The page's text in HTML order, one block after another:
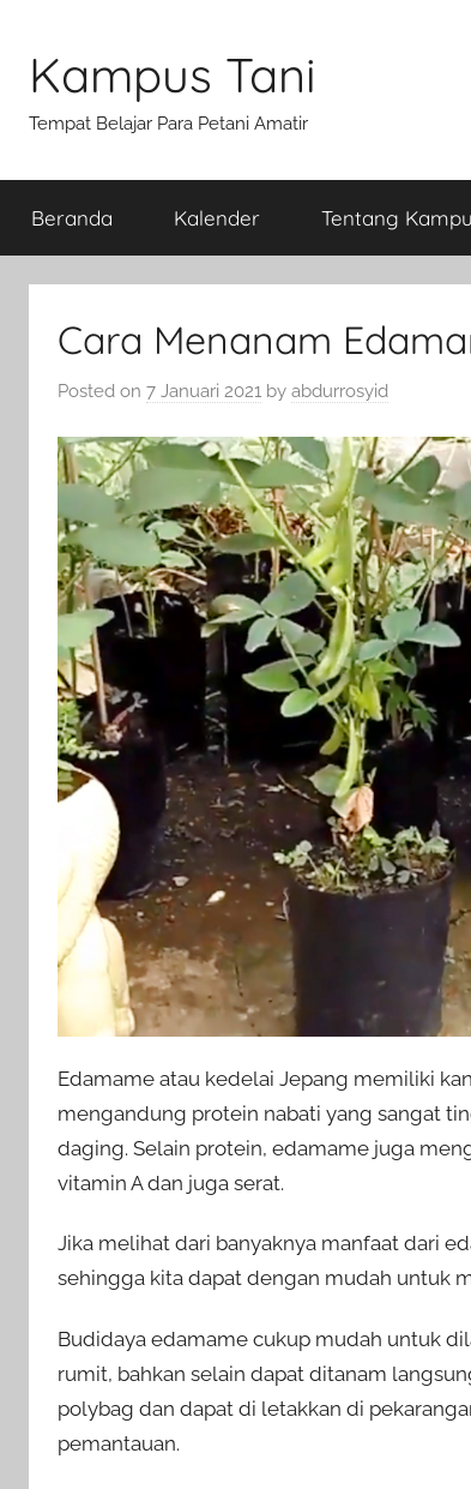
content
Kampus Tani
Tempat Belajar Para Petani Amatir
Beranda Kalender Tentang
Cara Menanam
Posted on 7 Januari 2021 by abdurrosyid
Edamame atau kedelai Jepang memiliki
mengandung protein nabati yang sangat
daging. Selain protein, edamame juga
vitamin A dan juga serat.
Jika melihat dari banyaknya manfaat dari
sehingga kita dapat dengan mudah untuk
Budidaya edamame cukup mudah untuk
rumit, bahkan selain dapat ditanam
polybag dan dapat di letakkan di
pemantauan.